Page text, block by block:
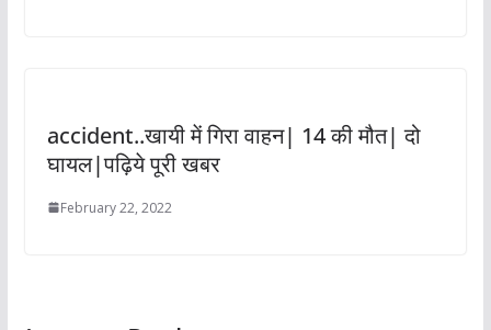
accident..खायी में गिरा वाहन| 14 की मौत| दो
घायल|पढ़िये पूरी खबर
February 22, 2022